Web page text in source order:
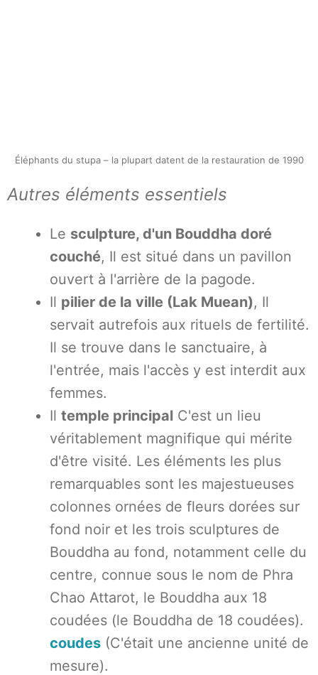
Éléphants du stupa – la plupart datent de la restauration de 1990
Autres éléments essentiels
Le sculpture, d'un Bouddha doré
couché, Il est situé dans un pavillon
ouvert à l'arrière de la pagode.
Il pilier de la ville (Lak Muean), Il
servait autrefois aux rituels de fertilité.
Il se trouve dans le sanctuaire, à
l'entrée, mais l'accès y est interdit aux
femmes.
Il temple principal C'est un lieu
véritablement magnifique qui mérite
d'être visité. Les éléments les plus
remarquables sont les majestueuses
colonnes ornées de fleurs dorées sur
fond noir et les trois sculptures de
Bouddha au fond, notamment celle du
centre, connue sous le nom de Phra
Chao Attarot, le Bouddha aux 18
coudées (le Bouddha de 18 coudées).
coudes (C'était une ancienne unité de
mesure).